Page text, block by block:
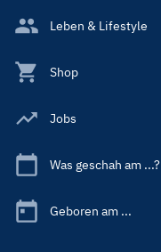
Leben & Lifestyle
Shop
Jobs
Was geschah am ...?
Geboren am ...